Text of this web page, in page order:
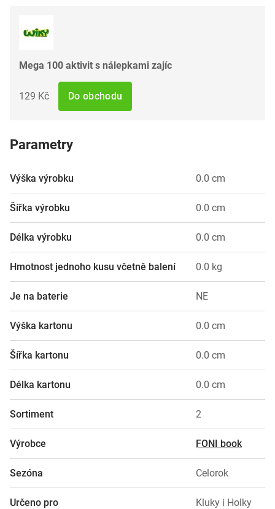
Mega 100 aktivit s nálepkami zajíc
129 Kč Do obchodu
Parametry
Výška výrobku 0.0 cm
Šířka výrobku 0.0 cm
Délka výrobku 0.0 cm
Hmotnost jednoho kusu včetně balení 0.0 kg
Je na baterie NE
Výška kartonu 0.0 cm
Šířka kartonu 0.0 cm
Délka kartonu 0.0 cm
Sortiment 2
Výrobce FONI book
Sezóna Celorok
Určeno pro Kluky i Holky